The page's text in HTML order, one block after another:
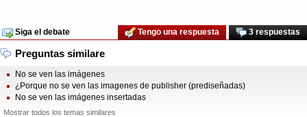
Siga el debate 3 respuestas
Tengo una respuesta
Preguntas similare
No se ven las imágenes
¿Porque no se ven las imagenes de publisher (prediseñadas)
No se ven las imágenes insertadas
Mostrar todos los temas similares